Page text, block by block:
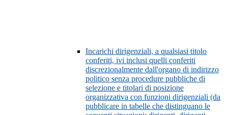
Incarichi dirigenziali, a qualsiasi titolo
conferiti, ivi inclusi quelli conferiti
discrezionalmente dall'organo di indirizzo
politico senza procedure pubbliche di
selezione e titolari di posizione
organizzativa con funzioni dirigenziali (da
pubblicare in tabelle che distinguano le